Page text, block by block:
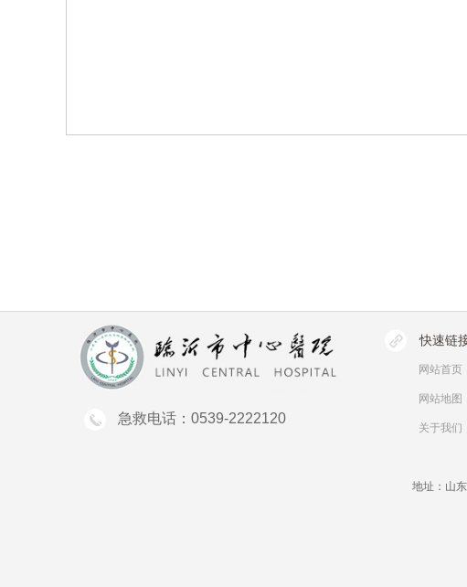
急救电话：0539-2222120
快速链
网站首页
网站地图
关于我们
地址：山